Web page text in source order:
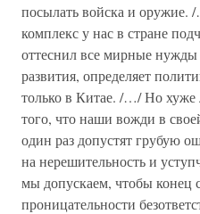
посылать войска и
комплекс у нас в стране
оттеснил все мирные
развития, определяет
только в Китае. /…/ Но хуже
того, что наши вожди в
один раз допустят грубую
на нерешительность и
мы допускаем, чтобы конец
проницательности